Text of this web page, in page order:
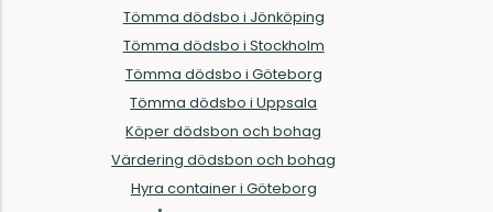
Tömma dödsbo i Jönköping
Tömma dödsbo i Stockholm
Tömma dödsbo i Göteborg
Tömma dödsbo i Uppsala
Köper dödsbon och bohag
Värdering dödsbon och bohag
Hyra container i Göteborg